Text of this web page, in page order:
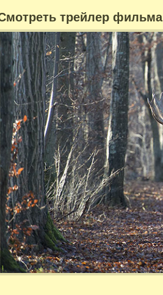
трейлер фильма